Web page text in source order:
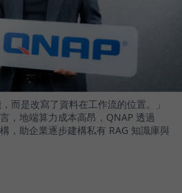
而是改寫了資料在工作流的位置。」
，地端算力成本高昂，QNAP 透過
，助企業逐步建構私有 RAG 知識庫與